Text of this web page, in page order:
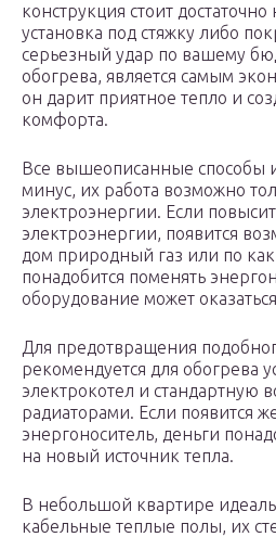
конструкция стоит
установка под стяжку либо
серьезный удар по вашему
обогрева, является самым
он дарит приятное тепло и
комфорта.
Все вышеописанные способы
минус, их работа возможно
электроэнергии. Если
электроэнергии, появится
дом природный газ или по
понадобится поменять
оборудование может
Для предотвращения
рекомендуется для обогрева
электрокотел и стандартную
радиаторами. Если появится
энергоноситель, деньги
на новый источник тепла.
В небольшой квартире
кабельные теплые полы, их